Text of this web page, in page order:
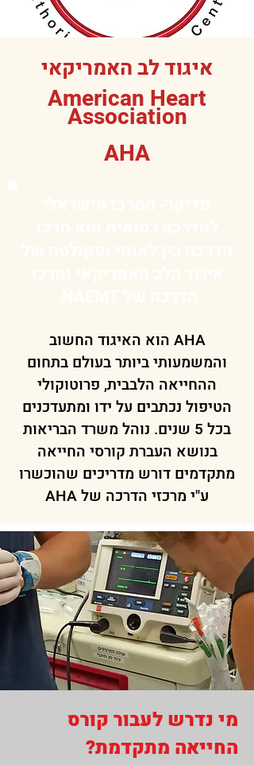
איגוד לב האמריקאי
American Heart
Association
AHA
AHA הוא האיגוד החשוב
והמשמעותי ביותר בעולם בתחום
ההחייאה הלבבית, פרוטוקולי
הטיפול נכתבים על ידו ומתעדכנים
בכל 5 שנים. נוהל משרד הבריאות
בנושא העברת קורסי החייאה
מתקדמים דורש מדריכים שהוכשרו
ע"י מרכזי הדרכה של AHA
מי נדרש לעבור קורס
החייאה מתקדמת?​